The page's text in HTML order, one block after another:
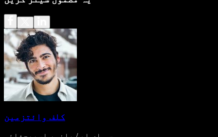
کلف وائتزمین